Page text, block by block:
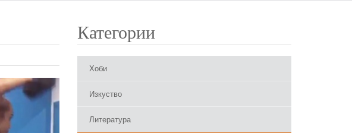
Категории
Хоби
Изкуство
Литература